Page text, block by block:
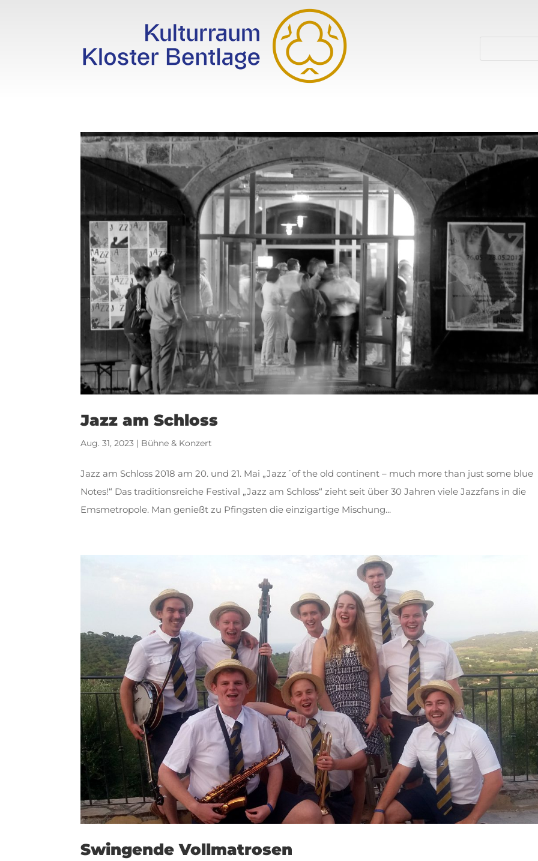
Jazz am Schloss
Aug. 31, 2023 | Bühne & Konzert
Jazz am Schloss 2018 am 20. und 21. Mai „Jazz´of the old continent – much more than just some blue
Notes!“ Das traditionsreiche Festival „Jazz am Schloss“ zieht seit über 30 Jahren viele Jazzfans in die
Emsmetropole. Man genießt zu Pfingsten die einzigartige Mischung...
Swingende Vollmatrosen